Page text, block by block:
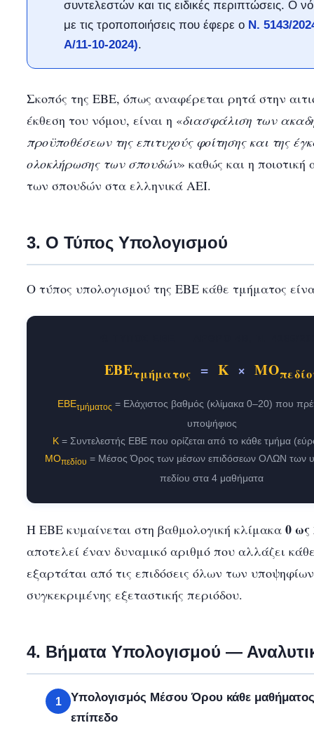
συντελεστών και τις ειδικές περιπτώσεις. Ο
με τις τροποποιήσεις που έφερε ο Ν. 5143/
Α/11-10-2024).
Σκοπός της ΕΒΕ, όπως αναφέρεται ρητά στην
έκθεση του νόμου, είναι η «διασφάλιση των
προϋποθέσεων της επιτυχούς φοίτησης και της
ολοκλήρωσης των σπουδών» καθώς και η ποιοτική
των σπουδών στα ελληνικά ΑΕΙ.
3. Ο Τύπος Υπολογισμού
Ο τύπος υπολογισμού της ΕΒΕ κάθε τμήματος
ΕΒΕτμήματος = Κ × ΜΟ
ΕΒΕτμήματος = Ελάχιστος βαθμός (κλίμακα 0–20) που
υποψήφιος
Κ= Συντελεστής ΕΒΕ που ορίζεται από το κάθε τμήμα
ΜΟπεδίου = Μέσος Όρος των μέσων επιδόσεων ΟΛΩΝ των
πεδίου στα 4 μαθήματα
Η ΕΒΕ κυμαίνεται στη βαθμολογική κλίμακα 0 ως
αποτελεί έναν δυναμικό αριθμό που αλλάζει
εξαρτάται από τις επιδόσεις όλων των
συγκεκριμένης εξεταστικής περιόδου.
4. Βήματα Υπολογισμού —
1
Υπολογισμός Μέσου Όρου κάθε μαθήματος
επίπεδο